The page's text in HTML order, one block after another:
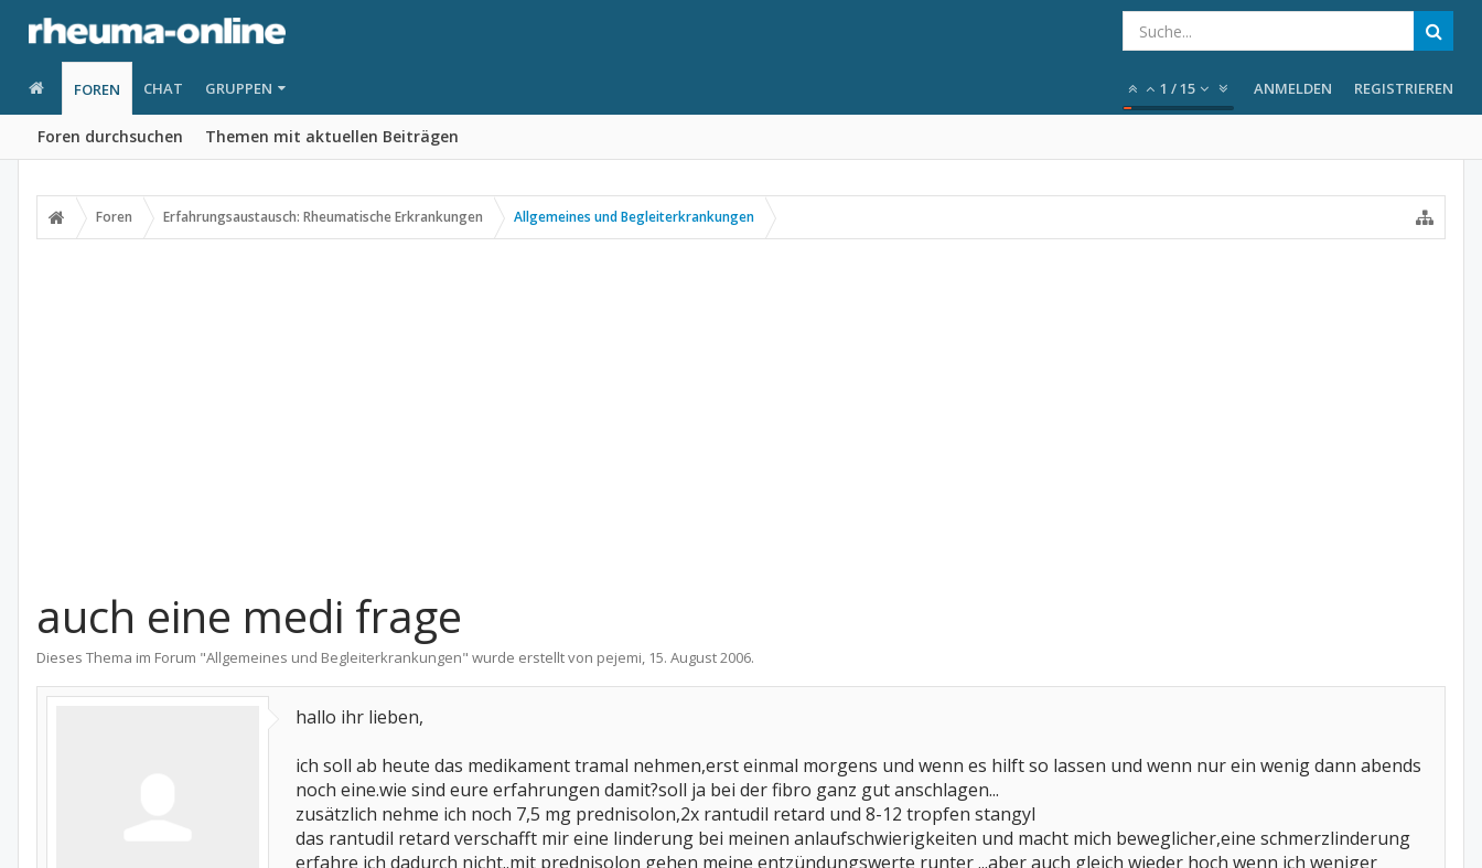
FOREN
Foren durchsuchen Themen mit aktuellen Beiträgen
CHAT GRUPPEN 1 /15 ANMELDEN REGISTRIEREN
Foren Erfahrungsaustausch: Rheumatische Erkrankungen Allgemeines und Begleiterkrankungen
auch eine medi frage
Dieses Thema im Forum "Allgemeines und Begleiterkrankungen" wurde erstellt von pejemi, 15. August 2006.
hallo ihr lieben,
ich soll ab heute das medikament tramal nehmen,erst einmal morgens und wenn es hilft so lassen und wenn nur ein wenig dann abends
noch eine.wie sind eure erfahrungen damit?soll ja bei der fibro ganz gut anschlagen...
zusätzlich nehme ich noch 7,5 mg prednisolon,2x rantudil retard und 8-12 tropfen stangyl
das rantudil retard verschafft mir eine linderung bei meinen anlaufschwierigkeiten und macht mich beweglicher,eine schmerzlinderung
erfahre ich dadurch nicht..mit prednisolon gehen meine entzündungswerte runter ...aber auch gleich wieder hoch wenn ich weniger